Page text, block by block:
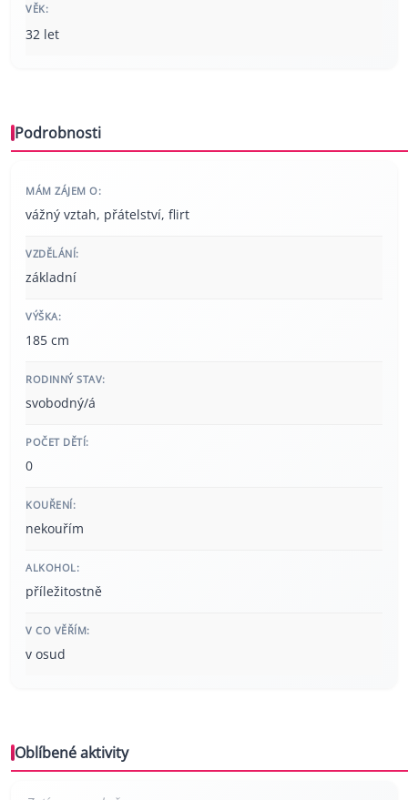
VĚK:
32 let
Podrobnosti
MÁM ZÁJEM O:
vážný vztah, přátelství, flirt
VZDĚLÁNÍ:
základní
VÝŠKA:
185 cm
RODINNÝ STAV:
svobodný/á
POČET DĚTÍ:
0
KOUŘENÍ:
nekouřím
ALKOHOL:
příležitostně
V CO VĚŘÍM:
v osud
Oblíbené aktivity